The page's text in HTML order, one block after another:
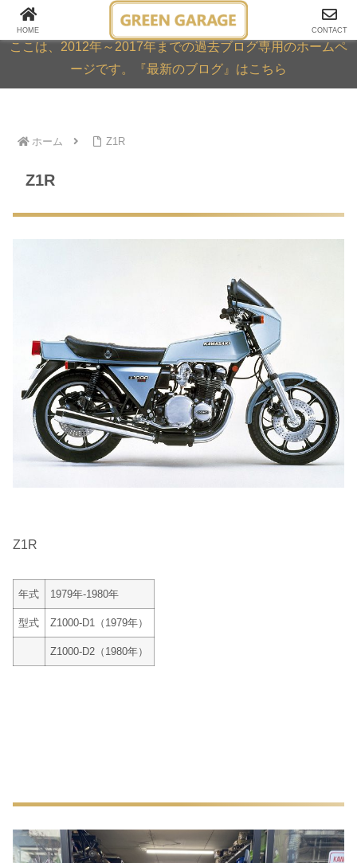
GREEN GARAGE ARCHIVE
ここは、2012年～2017年までの過去ブログ専用のホームペ
ージです。『最新のブログ』はこちら
ホーム Z1R
Z1R
Z1R
年式 1979年-1980年
型式 Z1000-D1（1979年）
Z1000-D2（1980年）
HOME CONTACT